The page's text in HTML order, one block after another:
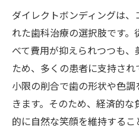
ダイレクトボンディングは
れた歯科治療の選択肢です
べて費用が抑えられつつも
ため、多くの患者に支持さ
小限の削合で歯の形状や色
きます。そのため、経済的
的に自然な笑顔を維持する